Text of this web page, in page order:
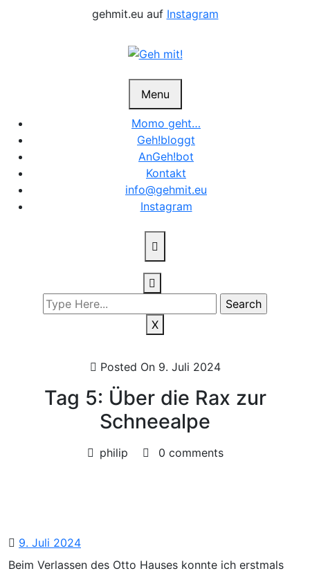
gehmit.eu auf Instagram
Menu
Momo geht…
Geh!bloggt
AnGeh!bot
Kontakt
info@gehmit.eu
Instagram
X
Posted On 9. Juli 2024
Tag 5: Über die Rax zur
Schneealpe
philip 0 comments
9. Juli 20249.
Juli
Beim Verlassen des Otto Hauses konnte ich erstmals